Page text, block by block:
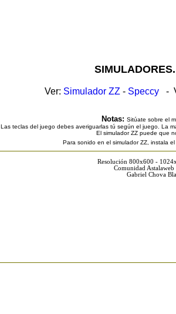
Ver: Simulador ZZ - Speccy -
Notas: Sitúate sobre el
Las teclas del juego debes averiguarlas tú según el juego. La
El simulador ZZ puede que
Para sonido en el simulador ZZ, instala
Resolución 800x600 -
Comunidad
Gabriel Chova